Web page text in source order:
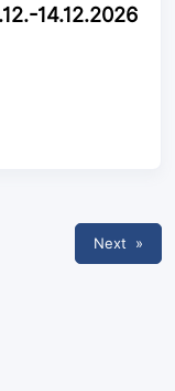
14.12.2026
Next »